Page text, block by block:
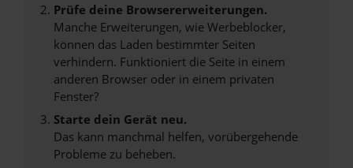
Prüfe deine Browsererweiterungen.
Manche Erweiterungen, wie Werbeblocker,
können das Laden bestimmter Seiten
verhindern. Funktioniert die Seite in einem
anderen Browser oder in einem privaten
Fenster?
Starte dein Gerät neu.
Das kann manchmal helfen, vorübergehende
Probleme zu beheben.